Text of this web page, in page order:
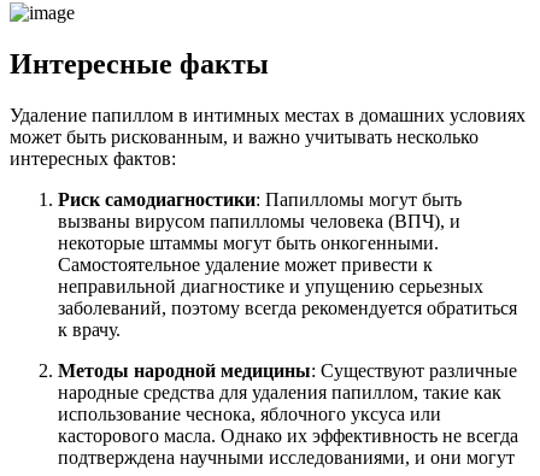
Интересные факты
Удаление папиллом в интимных местах в домашних условиях
может быть рискованным, и важно учитывать несколько
интересных фактов:
Риск самодиагностики: Папилломы могут быть
вызваны вирусом папилломы человека (ВПЧ), и
некоторые штаммы могут быть онкогенными.
Самостоятельное удаление может привести к
неправильной диагностике и упущению серьезных
заболеваний, поэтому всегда рекомендуется обратиться
к врачу.
Методы народной медицины: Существуют различные
народные средства для удаления папиллом, такие как
использование чеснока, яблочного уксуса или
касторового масла. Однако их эффективность не всегда
подтверждена научными исследованиями, и они могут